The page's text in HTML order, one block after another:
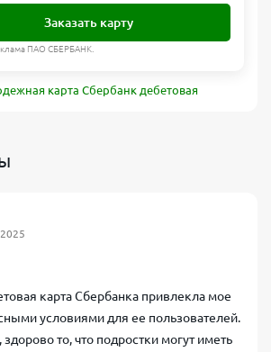
Заказать карту
ПАО СБЕРБАНК.
карта Сбербанк дебетовая
карта Сбербанка привлекла мое
условиями для ее пользователей.
здорово то, что подростки могут иметь